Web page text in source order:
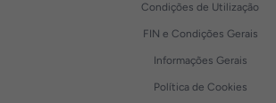
Condições de Utilização
FIN e Condições Gerais
Informações Gerais
Política de Cookies